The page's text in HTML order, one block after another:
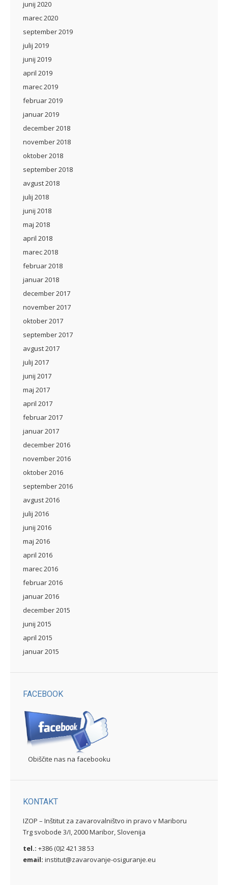
junij 2020
marec 2020
september 2019
julij 2019
junij 2019
april 2019
marec 2019
februar 2019
januar 2019
december 2018
november 2018
oktober 2018
september 2018
avgust 2018
julij 2018
junij 2018
maj 2018
april 2018
marec 2018
februar 2018
januar 2018
december 2017
november 2017
oktober 2017
september 2017
avgust 2017
julij 2017
junij 2017
maj 2017
april 2017
februar 2017
januar 2017
december 2016
november 2016
oktober 2016
september 2016
avgust 2016
julij 2016
junij 2016
maj 2016
april 2016
marec 2016
februar 2016
januar 2016
december 2015
junij 2015
april 2015
januar 2015
FACEBOOK
Obiščite nas na facebooku
KONTAKT
IZOP – Inštitut za zavarovalništvo in pravo v Mariboru
Trg svobode 3/I, 2000 Maribor, Slovenija
tel.: +386 (0)2 421 38 53
email: institut@zavarovanje-osiguranje.eu